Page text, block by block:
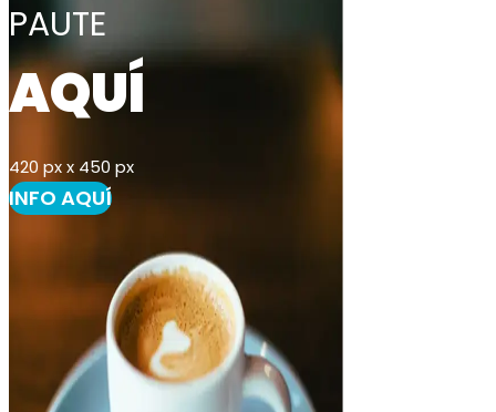
PAUTE
AQUÍ
420 px x 450 px
INFO AQUÍ